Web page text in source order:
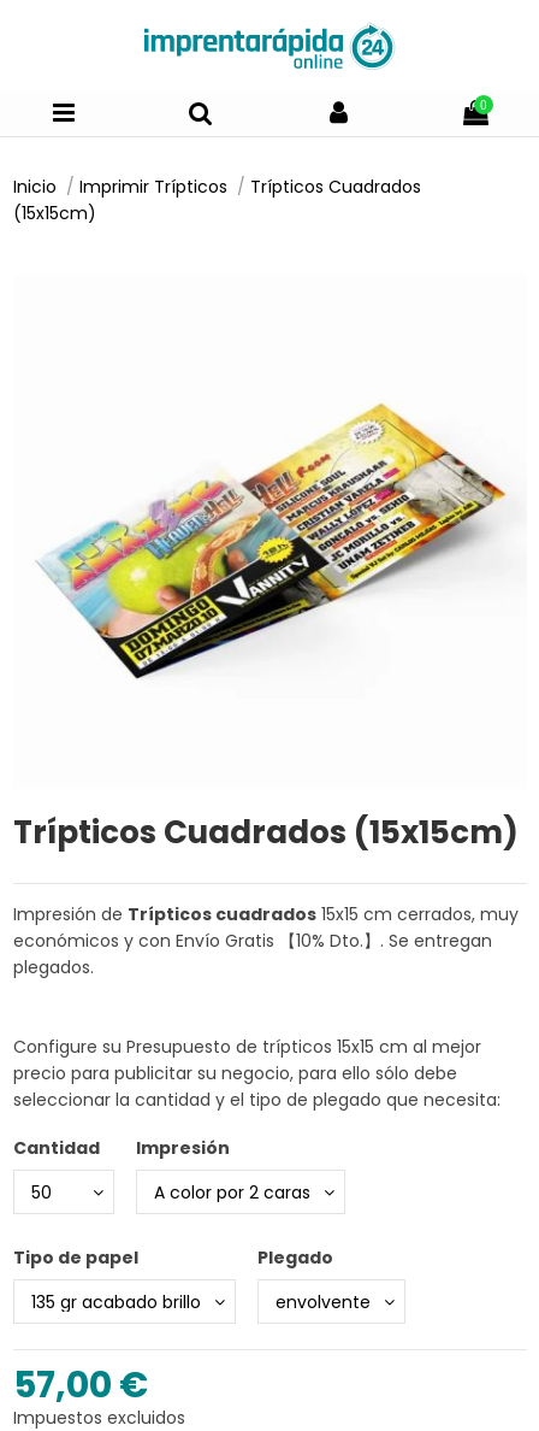
0
Inicio Imprimir Trípticos
Trípticos Cuadrados
(15x15cm)
Trípticos Cuadrados (15x15cm)
Impresión de Trípticos cuadrados15x15 cm cerrados, muy
económicos y con Envío Gratis 【10% Dto.】. Se entregan
plegados.
Configure su Presupuesto de trípticos 15x15 cm al mejor
precio para publicitar su negocio, para ello sólo debe
seleccionar la cantidad y el tipo de plegado que necesita:
Cantidad Impresión
Tipo de papel Plegado
57,00 €
Impuestos excluidos